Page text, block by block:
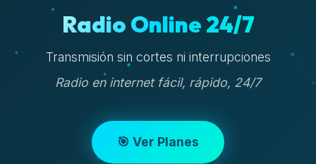
Radio Online 24/7
Transmisión sin cortes ni interrupciones
Radio en internet fácil, rápido, 24/7
🎯 Ver Planes